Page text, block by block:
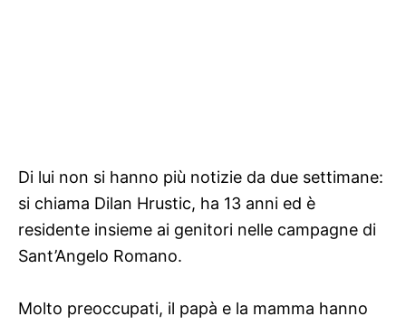
Di lui non si hanno più notizie da due settimane:
si chiama Dilan Hrustic, ha 13 anni ed è
residente insieme ai genitori nelle campagne di
Sant’Angelo Romano.
Molto preoccupati, il papà e la mamma hanno